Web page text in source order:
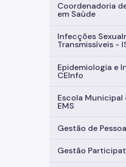
Coordenadoria
em Saúde
Infecções
Transmissíveis -
Epidemiologia e
CEInfo
Escola Municipal
EMS
Gestão de
Gestão